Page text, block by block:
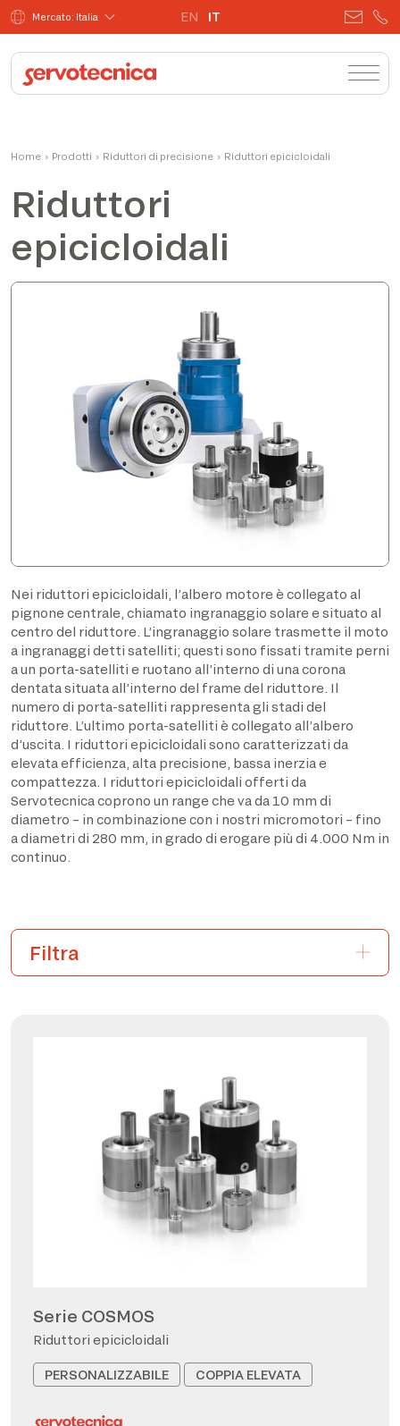
Mercato: Italia EN IT
Home › Prodotti › Riduttori di precisione › Riduttori epicicloidali
Riduttori
epicicloidali
Nei riduttori epicicloidali, l’albero motore è collegato al
pignone centrale, chiamato ingranaggio solare e situato al
centro del riduttore. L’ingranaggio solare trasmette il moto
a ingranaggi detti satelliti; questi sono fissati tramite perni
a un porta-satelliti e ruotano all’interno di una corona
dentata situata all’interno del frame del riduttore. Il
numero di porta-satelliti rappresenta gli stadi del
riduttore. L’ultimo porta-satelliti è collegato all’albero
d’uscita. I riduttori epicicloidali sono caratterizzati da
elevata efficienza, alta precisione, bassa inerzia e
compattezza. I riduttori epicicloidali offerti da
Servotecnica coprono un range che va da 10 mm di
diametro – in combinazione con i nostri micromotori – fino
a diametri di 280 mm, in grado di erogare più di 4.000 Nm in
continuo.
Serie COSMOS
Riduttori epicicloidali
PERSONALIZZABILE COPPIA ELEVATA